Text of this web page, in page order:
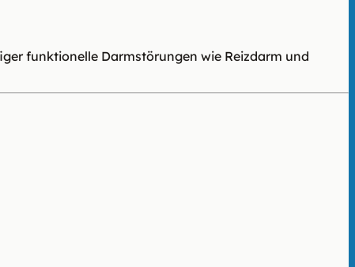
funktionelle Darmstörungen wie Reizdarm und